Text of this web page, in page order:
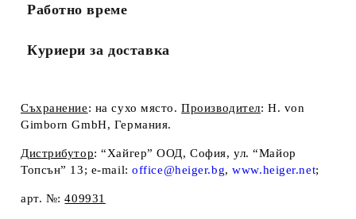
Работно време
Куриери за доставка
Съхранение: на сухо място.Производител: H. von
Gimborn GmbH, Германия.
Дистрибутор: “Хайгер” ООД, София, ул. “Майор
Топсън” 13; e-mail:office@heiger.bg,www.heiger.net;
арт. №:409931